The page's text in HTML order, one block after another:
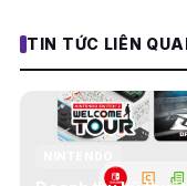
TIN TỨC LIÊN